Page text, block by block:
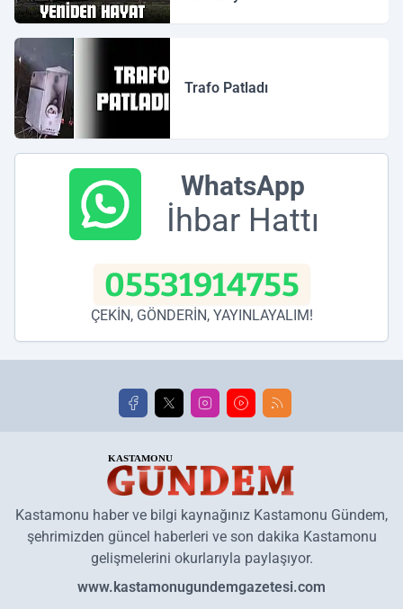
Trafo Patladı
WhatsApp
İhbar Hattı
05531914755
ÇEKİN, GÖNDERİN, YAYINLAYALIM!
Kastamonu haber ve bilgi kaynağınız Kastamonu Gündem,
şehrimizden güncel haberleri ve son dakika Kastamonu
gelişmelerini okurlarıyla paylaşıyor.
www.kastamonugundemgazetesi.com